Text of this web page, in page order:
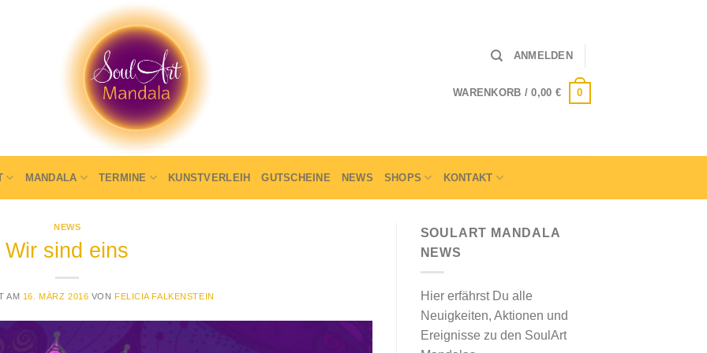
ANMELDEN
WARENKORB /0,00 € 0
MANDALA TERMINE KUNSTVERLEIH GUTSCHEINE NEWS SHOPS KONTAKT
NEWS
Wir sind eins
AM 16. MÄRZ 2016 VONFELICIA FALKENSTEIN
SOULART MANDALA
NEWS
Hier erfährst Du alle
Neuigkeiten, Aktionen und
Ereignisse zu den SoulArt